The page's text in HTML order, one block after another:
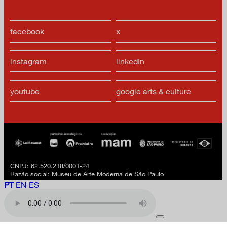
facebook x
instagram linkedIn
youtube google arts & culture
CNPJ: 62.520.218/0001-24
Razão social: Museu de Arte Moderna de São Paulo
PT EN ES